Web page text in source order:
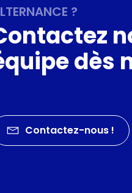
?
dès
Contactez-nous !